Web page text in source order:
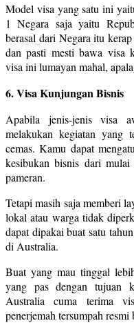
Model visa yang satu ini
1 Negara saja yaitu
berasal dari Negara itu
dan pasti mesti bawa visa
visa ini lumayan mahal,
6. Visa Kunjungan Bisnis
Apabila jenis-jenis visa
melakukan kegiatan yang
cemas. Kamu dapat
kesibukan bisnis dari
pameran.
Tetapi masih saja memberi
lokal atau warga tidak
dapat dipakai buat satu
di Australia.
Buat yang mau tinggal
yang pas dengan tujuan
Australia cuma terima
penerjemah tersumpah